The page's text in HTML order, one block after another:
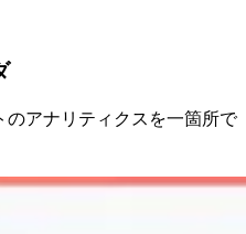
アナリティクスを一箇所で